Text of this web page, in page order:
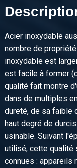
Poids des pièces
Prix brut
Sélectionner
N° d'article
2400-0123-40203
Description
Inox làc corniere
Poids des pièces
Prix brut
Sélectionner
Acier inoxydable
nombre de
inoxydable est
est facile à former
qualité fait montre
dans de multiples
dureté, de sa faible
haut degré de
usinable. Suivant
utilisé, cette qualité
connues : appareils